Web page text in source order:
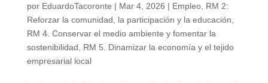
por EduardoTacoronte | Mar 4, 2026 | Empleo, RM 2:
Reforzar la comunidad, la participación y la educación
RM 4. Conservar el medio ambiente y fomentar la
sostenibilidad
RM 5. Dinamizar la economía y el tejido
empresarial local